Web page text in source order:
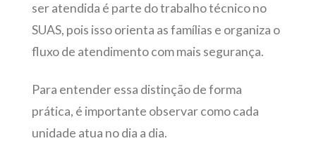
ser atendida é parte do trabalho técnico no
SUAS, pois isso orienta as famílias e organiza o
fluxo de atendimento com mais segurança.
Para entender essa distinção de forma
prática, é importante observar como cada
unidade atua no dia a dia.